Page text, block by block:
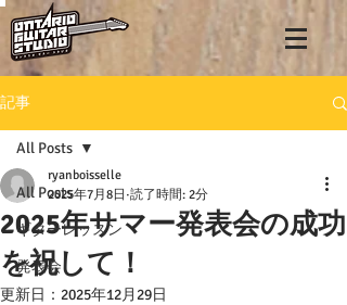
記事
All Posts
ギターレッスン
発表会
All Posts
2025年サマー発表会の成功
を祝して！
ryanboisselle
2025年7月8日 読了時間: 2分
更新日： 2025年12月29日